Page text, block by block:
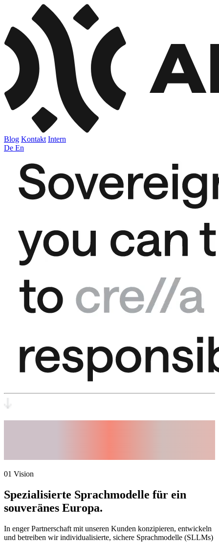
Blog Kontakt Intern
De En
01 Vision
Spezialisierte Sprachmodelle für ein
souveränes Europa.
In enger Partnerschaft mit unseren Kunden konzipieren, entwickeln
und betreiben wir individualisierte, sichere Sprachmodelle (SLLMs)